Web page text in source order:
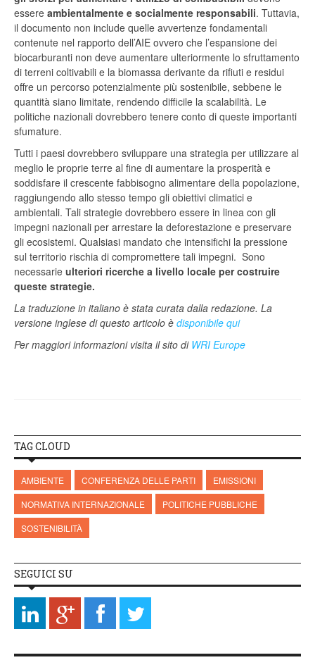
essere ambientalmente e socialmente responsabili. Tuttavia,
il documento non include quelle avvertenze fondamentali
contenute nel rapporto dell’AIE ovvero che l’espansione dei
biocarburanti non deve aumentare ulteriormente lo sfruttamento
di terreni coltivabili e la biomassa derivante da rifiuti e residui
offre un percorso potenzialmente più sostenibile, sebbene le
quantità siano limitate, rendendo difficile la scalabilità. Le
politiche nazionali dovrebbero tenere conto di queste importanti
sfumature.
Tutti i paesi dovrebbero sviluppare una strategia per utilizzare al
meglio le proprie terre al fine di aumentare la prosperità e
soddisfare il crescente fabbisogno alimentare della popolazione,
raggiungendo allo stesso tempo gli obiettivi climatici e
ambientali. Tali strategie dovrebbero essere in linea con gli
impegni nazionali per arrestare la deforestazione e preservare
gli ecosistemi. Qualsiasi mandato che intensifichi la pressione
sul territorio rischia di compromettere tali impegni. Sono
necessarie ulteriori ricerche a livello locale per costruire
queste strategie.
La traduzione in italiano è stata curata dalla redazione. La
versione inglese di questo articolo è disponibile qui
Per maggiori informazioni visita il sito di WRI Europe
TAG CLOUD
AMBIENTE CONFERENZA DELLE PARTI
EMISSIONI
NORMATIVA INTERNAZIONALE
POLITICHE PUBBLICHE
SOSTENIBILITÀ
SEGUICI SU